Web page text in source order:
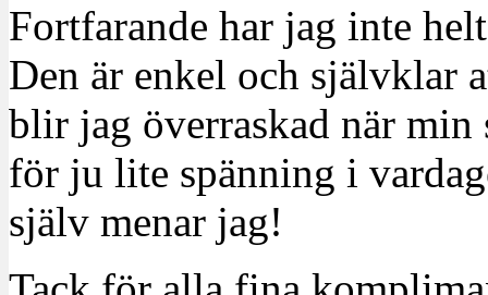
Fortfarande har jag inte
Den är enkel och självklar
blir jag överraskad när
för ju lite spänning i
själv menar jag!